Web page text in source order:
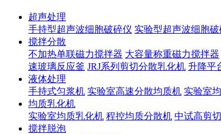
超声处理
手持型超声波细胞破碎仪 实验型超声波细胞破
搅拌分散
不加热单联磁力搅拌器 大容量称重磁力搅拌器
速玻璃反应釜 JRJ系列剪切分散乳化机 升降平
液体处理
手持式匀浆机 实验室高速分散均质机 实验室
均质乳化机
实验室均质乳化机 程控均质分散机 中试高剪
搅拌脱泡